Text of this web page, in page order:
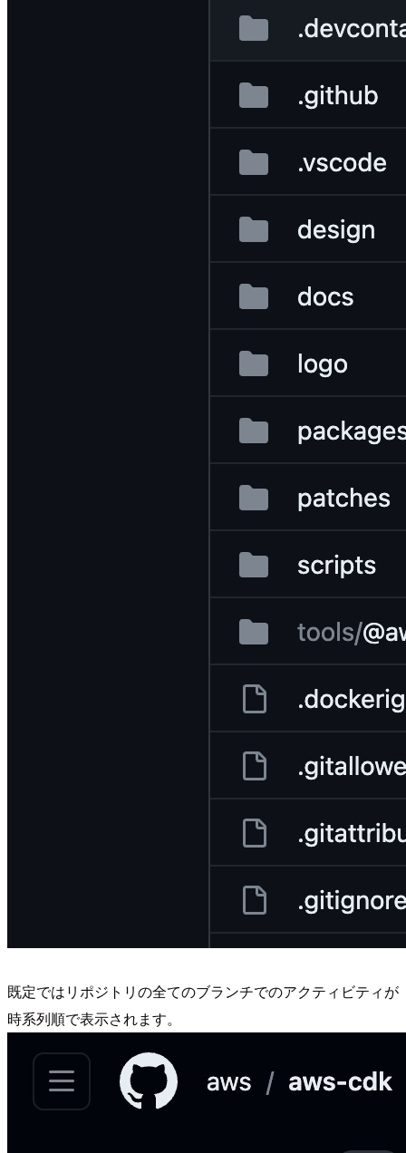
既定ではリポジトリの全てのブランチでのアクティビティが
時系列順で表示されます。